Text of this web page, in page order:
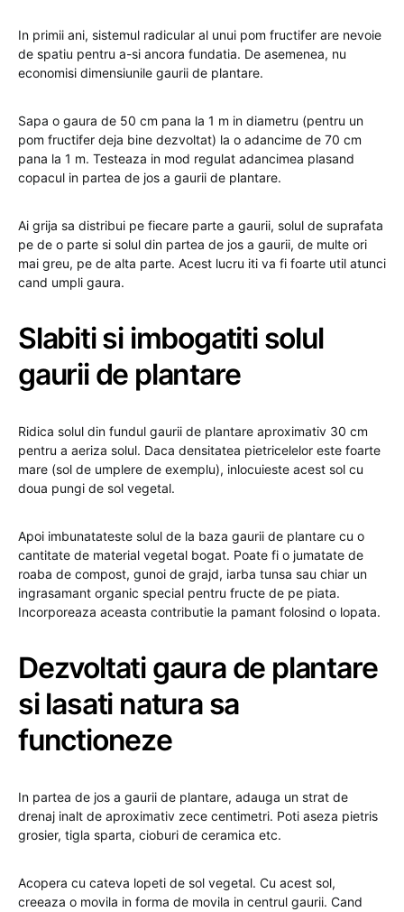
In primii ani, sistemul radicular al unui pom fructifer are nevoie
de spatiu pentru a-si ancora fundatia. De asemenea, nu
economisi dimensiunile gaurii de plantare.
Sapa o gaura de 50 cm pana la 1 m in diametru (pentru un
pom fructifer deja bine dezvoltat) la o adancime de 70 cm
pana la 1 m. Testeaza in mod regulat adancimea plasand
copacul in partea de jos a gaurii de plantare.
Ai grija sa distribui pe fiecare parte a gaurii, solul de suprafata
pe de o parte si solul din partea de jos a gaurii, de multe ori
mai greu, pe de alta parte. Acest lucru iti va fi foarte util atunci
cand umpli gaura.
Slabiti si imbogatiti solul
gaurii de plantare
Ridica solul din fundul gaurii de plantare aproximativ 30 cm
pentru a aeriza solul. Daca densitatea pietricelelor este foarte
mare (sol de umplere de exemplu), inlocuieste acest sol cu ​​
doua pungi de sol vegetal.
Apoi imbunatateste solul de la baza gaurii de plantare cu o
cantitate de material vegetal bogat. Poate fi o jumatate de
roaba de compost, gunoi de grajd, iarba tunsa sau chiar un
ingrasamant organic special pentru fructe de pe piata.
Incorporeaza aceasta contributie la pamant folosind o lopata.
Dezvoltati gaura de plantare
si lasati natura sa
functioneze
In partea de jos a gaurii de plantare, adauga un strat de
drenaj inalt de aproximativ zece centimetri. Poti aseza pietris
grosier, tigla sparta, cioburi de ceramica etc.
Acopera cu cateva lopeti de sol vegetal. Cu acest sol,
creeaza o movila in forma de movila in centrul gaurii. Cand